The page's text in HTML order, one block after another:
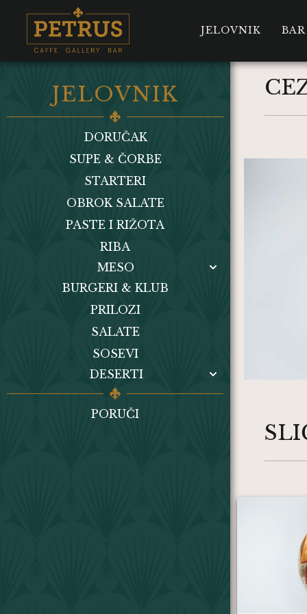
JELOVNIK BAR
JELOVNIK
DORUČAK
SUPE & ČORBE
STARTERI
OBROK SALATE
PASTE I RIŽOTA
RIBA
MESO
BURGERI & KLUB
PRILOZI
SALATE
SOSEVI
DESERTI
PORUČI